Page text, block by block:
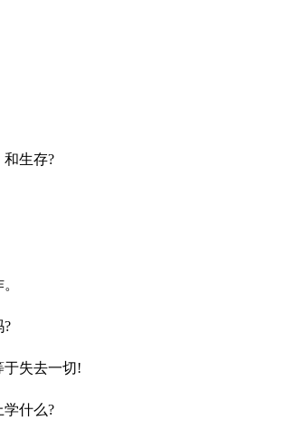
生存?
?
于失去一切!
什么?